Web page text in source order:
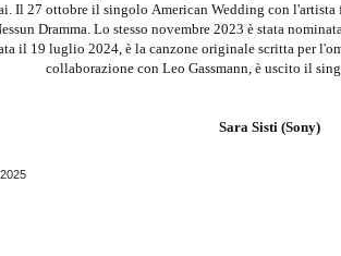
Il 27 ottobre il singolo American Wedding con
Dramma. Lo stesso novembre 2023 è stata
il 19 luglio 2024, è la canzone originale scritta per
collaborazione con Leo Gassmann, è uscito il
Sara Sisti (Sony)